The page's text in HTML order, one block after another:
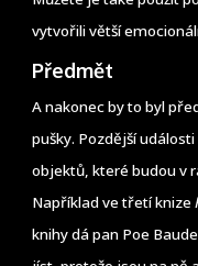
vytvořili větší
Předmět
A nakonec by to byl
pušky. Pozdější
objektů, které budou v
Například ve třetí knize
knihy dá pan Poe